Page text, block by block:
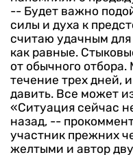
-- Будет важно
силы и духа к
считаю удачным
как равные.
от обычного
течение трех дней,
давить. Все может
«Ситуация сейчас
назад, --
участник прежних
желтыми и автор